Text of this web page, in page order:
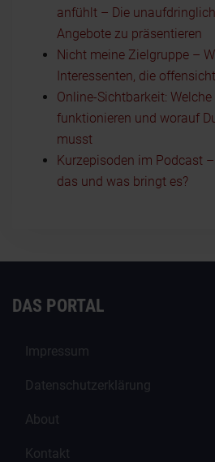
anfühlt – Die
Angebote zu präsentieren
Nicht meine Zielgruppe –
Interessenten, die
Online-Sichtbarkeit:
funktionieren und worauf
musst
Kurzepisoden im Podcast
das und was bringt es?
DAS PORTAL
Impressum
Datenschutzerklärung
About
Kontakt